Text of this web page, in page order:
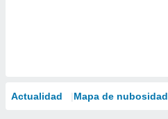
Actualidad Mapa de nubosidad